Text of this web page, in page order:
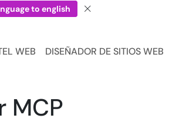
to english
WEB DISEÑADOR DE SITIOS WEB
MCP